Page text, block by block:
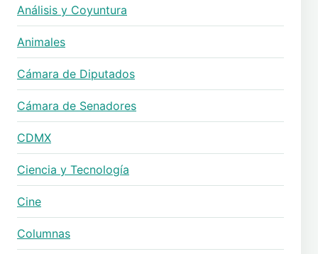
Análisis y Coyuntura
Animales
Cámara de Diputados
Cámara de Senadores
CDMX
Ciencia y Tecnología
Cine
Columnas